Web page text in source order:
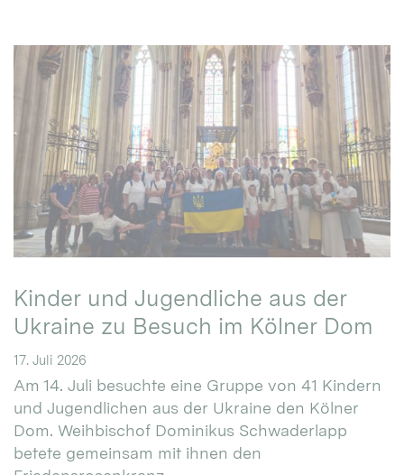
Kinder und Jugendliche aus der
Ukraine zu Besuch im Kölner Dom
17. Juli 2026
Am 14. Juli besuchte eine Gruppe von 41 Kindern
und Jugendlichen aus der Ukraine den Kölner
Dom. Weihbischof Dominikus Schwaderlapp
betete gemeinsam mit ihnen den